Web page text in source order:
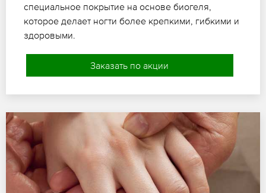
специальное покрытие на основе биогеля,
которое делает ногти более крепкими, гибкими и
здоровыми.
Заказать по акции